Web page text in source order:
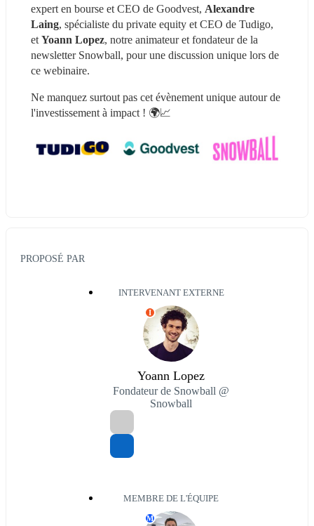
expert en bourse et CEO de Goodvest, Alexandre
Laing, spécialiste du private equity et CEO de Tudigo,
et Yoann Lopez, notre animateur et fondateur de la
newsletter Snowball, pour une discussion unique lors de
ce webinaire.
Ne manquez surtout pas cet évènement unique autour de
l'investissement à impact ! 🌍📈
PROPOSÉ PAR
INTERVENANT EXTERNE
I
Yoann Lopez
Fondateur de Snowball @
Snowball
MEMBRE DE L'ÉQUIPE
M